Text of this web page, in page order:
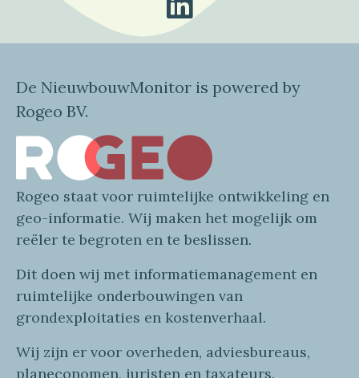
De NieuwbouwMonitor is powered by
Rogeo BV.
Rogeo staat voor ruimtelijke ontwikkeling en
geo-informatie. Wij maken het mogelijk om
reëler te begroten en te beslissen.
Dit doen wij met informatiemanagement en
ruimtelijke onderbouwingen van
grondexploitaties en kostenverhaal.
Wij zijn er voor overheden, adviesbureaus,
planeconomen, juristen en taxateurs.